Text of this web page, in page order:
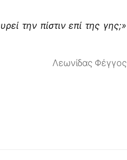
την πίστιν επί της γης;»
Λεωνίδας Φέγγος